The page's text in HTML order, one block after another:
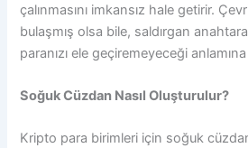
çalınmasını imkansız hale getirir.
bulaşmış olsa bile, saldırgan
paranızı ele geçiremeyeceği
Soğuk Cüzdan Nasıl Oluşturulur?
Kripto para birimleri için soğuk